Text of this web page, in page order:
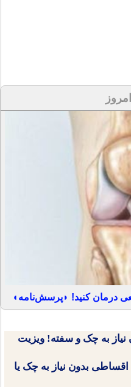
درمان کنید! ◗پرسش‌نامه◖
نیاز به چک و سفته! ویزیت
اقساطی بدون نیاز به چک یا